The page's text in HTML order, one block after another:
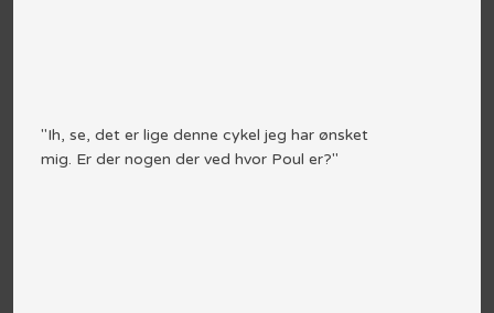
"Ih, se, det er lige denne cykel jeg har ønsket
mig. Er der nogen der ved hvor Poul er?"